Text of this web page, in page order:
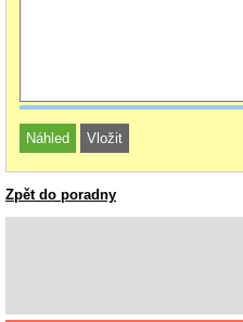
Zpět do poradny